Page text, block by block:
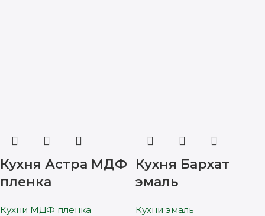
Кухня Астра МДФ
пленка
Кухни МДФ пленка
Кухня Бархат
эмаль
Кухни эмаль